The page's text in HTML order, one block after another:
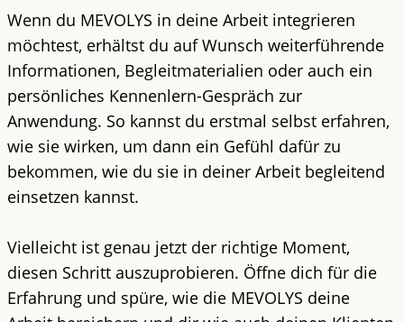
Wenn du MEVOLYS in deine Arbeit integrieren
möchtest, erhältst du auf Wunsch weiterführende
Informationen, Begleitmaterialien oder auch ein
persönliches Kennenlern-Gespräch zur
Anwendung. So kannst du erstmal selbst erfahren,
wie sie wirken, um dann ein Gefühl dafür zu
bekommen, wie du sie in deiner Arbeit begleitend
einsetzen kannst.
Vielleicht ist genau jetzt der richtige Moment,
diesen Schritt auszuprobieren. Öffne dich für die
Erfahrung und spüre, wie die MEVOLYS deine